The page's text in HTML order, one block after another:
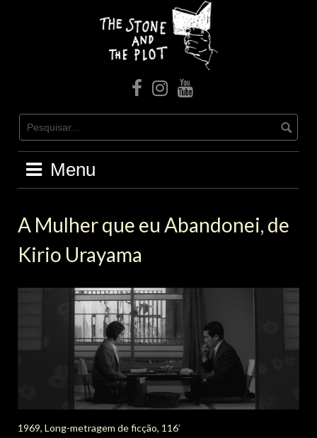
facebookInstagramYoutube
Menu
A Mulher que eu Abandonei, de
Kirio Urayama
1969, Long-metragem de ficção, 116’